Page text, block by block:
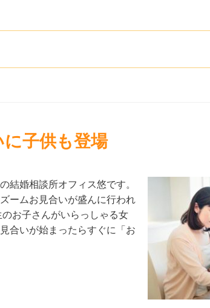
子供も登場
結婚相談所オフィス悠です。
ームお見合いが盛んに行われ
お子さんがいらっしゃる女
合いが始まったらすぐに「お